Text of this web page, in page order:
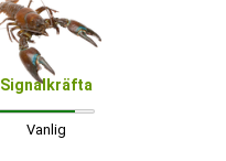
Signalkräfta
Vanlig